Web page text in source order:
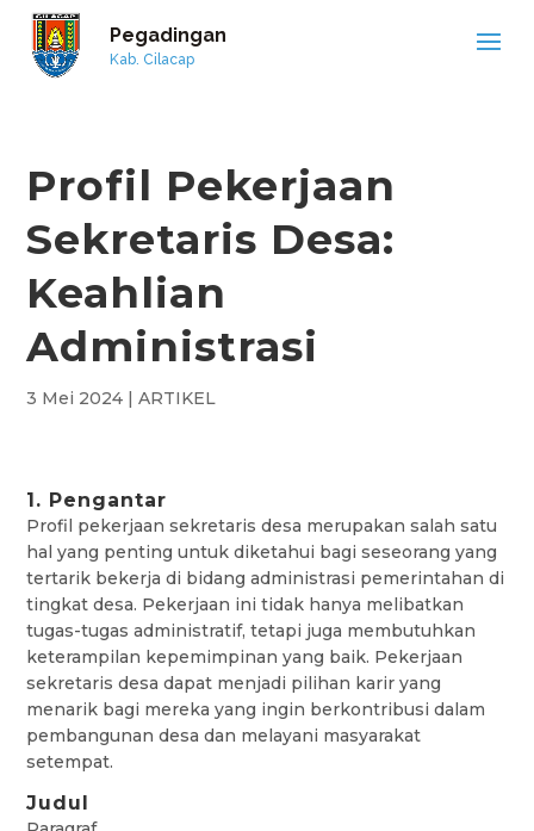
Pegadingan
Kab. Cilacap
Profil Pekerjaan
Sekretaris Desa:
Keahlian
Administrasi
3 Mei 2024 |ARTIKEL
1. Pengantar
Profil pekerjaan sekretaris desa merupakan salah satu
hal yang penting untuk diketahui bagi seseorang yang
tertarik bekerja di bidang administrasi pemerintahan di
tingkat desa. Pekerjaan ini tidak hanya melibatkan
tugas-tugas administratif, tetapi juga membutuhkan
keterampilan kepemimpinan yang baik. Pekerjaan
sekretaris desa dapat menjadi pilihan karir yang
menarik bagi mereka yang ingin berkontribusi dalam
pembangunan desa dan melayani masyarakat
setempat.
Judul